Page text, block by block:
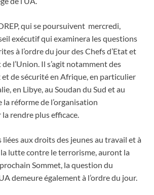
qui se poursuivent mercredi,
exécutif qui examinera les questions
à l’ordre du jour des Chefs d’Etat et
l’Union. Il s’agit notamment des
de sécurité en Afrique, en particulier
en Libye, au Soudan du Sud et au
la réforme de l’organisation
rendre plus efficace.
liées aux droits des jeunes au travail et à
lutte contre le terrorisme, auront la
Sommet, la question du
demeure également à l’ordre du jour.